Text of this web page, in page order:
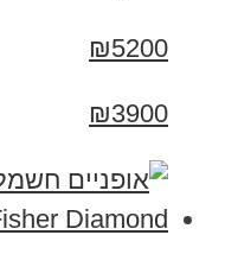
₪5200
₪3900